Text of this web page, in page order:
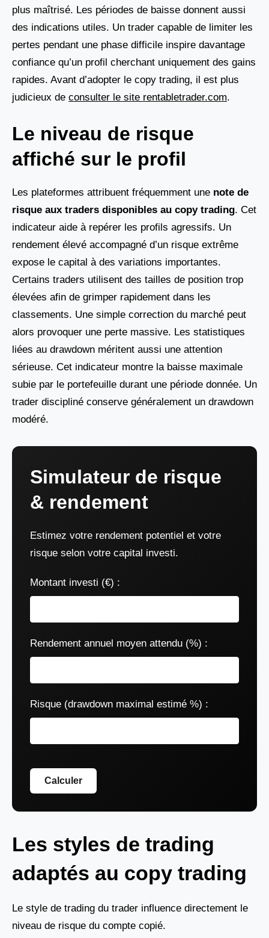
plus maîtrisé. Les périodes de baisse donnent aussi
des indications utiles. Un trader capable de limiter les
pertes pendant une phase difficile inspire davantage
confiance qu’un profil cherchant uniquement des gains
rapides. Avant d’adopter le copy trading, il est plus
judicieux de consulter le site rentabletrader.com.
Le niveau de risque
affiché sur le profil
Les plateformes attribuent fréquemment une note de
risque aux traders disponibles au copy trading. Cet
indicateur aide à repérer les profils agressifs. Un
rendement élevé accompagné d’un risque extrême
expose le capital à des variations importantes.
Certains traders utilisent des tailles de position trop
élevées afin de grimper rapidement dans les
classements. Une simple correction du marché peut
alors provoquer une perte massive. Les statistiques
liées au drawdown méritent aussi une attention
sérieuse. Cet indicateur montre la baisse maximale
subie par le portefeuille durant une période donnée. Un
trader discipliné conserve généralement un drawdown
modéré.
Simulateur de risque
& rendement
Estimez votre rendement potentiel et votre
risque selon votre capital investi.
Montant investi (€) :
Rendement annuel moyen attendu (%) :
Risque (drawdown maximal estimé %) :
Calculer
Les styles de trading
adaptés au copy trading
Le style de trading du trader influence directement le
niveau de risque du compte copié.